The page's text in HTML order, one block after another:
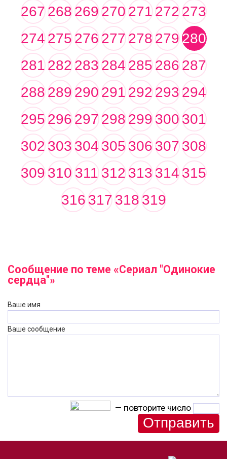
267268269270271272273
274275276277278279280
281282283284285286287
288289290291292293294
295296297298299300301
302303304305306307308
309310311312313314315
316317318319
Сообщение по теме «Сериал "Одинокие
сердца"»
Ваше имя
Ваше сообщение
— повторите число